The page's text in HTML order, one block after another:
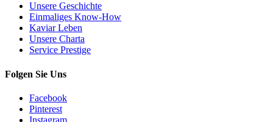
Unsere Geschichte
Einmaliges Know-How
Kaviar Leben
Unsere Charta
Service Prestige
Folgen Sie Uns
Facebook
Pinterest
Instagram